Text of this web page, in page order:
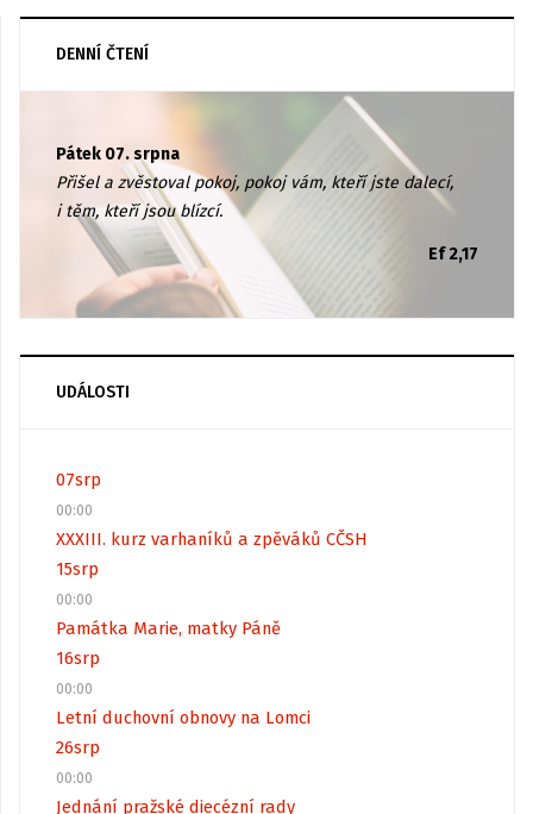
DENNÍ ČTENÍ
Pátek 07. srpna
Přišel a zvěstoval pokoj, pokoj vám, kteří jste dalecí,
i těm, kteří jsou blízcí.
Ef 2,17
UDÁLOSTI
07srp
00:00
XXXIII. kurz varhaníků a zpěváků CČSH
15srp
00:00
Památka Marie, matky Páně
16srp
00:00
Letní duchovní obnovy na Lomci
26srp
00:00
Jednání pražské diecézní rady